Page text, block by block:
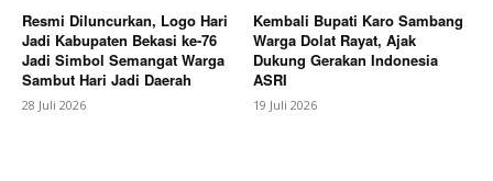
About
Contact us
Subscription Plans
My account
Resmi Diluncurkan, Logo Hari
Jadi Kabupaten Bekasi ke-76
Jadi Simbol Semangat Warga
Sambut Hari Jadi Daerah
28 Juli 2026
Kembali Bupati Karo Sambang
Warga Dolat Rayat, Ajak
Dukung Gerakan Indonesia
ASRI
19 Juli 2026